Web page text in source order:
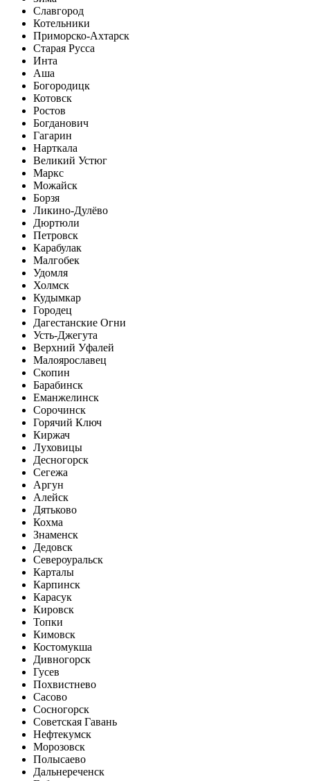
Славгород
Котельники
Приморско-Ахтарск
Старая Русса
Инта
Аша
Богородицк
Котовск
Ростов
Богданович
Гагарин
Нарткала
Великий Устюг
Маркс
Можайск
Борзя
Ликино-Дулёво
Дюртюли
Петровск
Карабулак
Малгобек
Удомля
Холмск
Кудымкар
Городец
Дагестанские Огни
Усть-Джегута
Верхний Уфалей
Малоярославец
Скопин
Барабинск
Еманжелинск
Сорочинск
Горячий Ключ
Киржач
Луховицы
Десногорск
Сегежа
Аргун
Алейск
Дятьково
Кохма
Знаменск
Дедовск
Североуральск
Карталы
Карпинск
Карасук
Кировск
Топки
Кимовск
Костомукша
Дивногорск
Гусев
Похвистнево
Сасово
Сосногорск
Советская Гавань
Нефтекумск
Морозовск
Полысаево
Дальнереченск